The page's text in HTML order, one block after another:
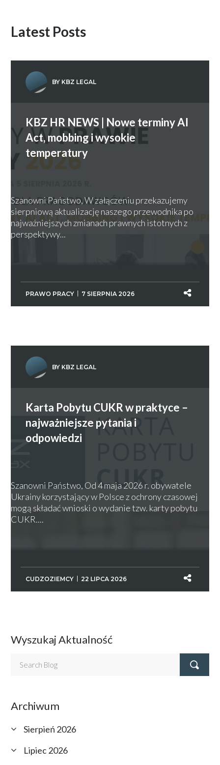
Latest Posts
BY KBZ LEGAL
KBZ HR NEWS | Nowe terminy AI
Act, mobbing i wysokie
temperatury
Szanowni Państwo, W załączeniu przekazujemy
sierpniową aktualizację naszego przewodnika po
najważniejszych zmianach prawnych istotnych z
perspektywy...
PRAWO PRACY 7 SIERPNIA 2026
BY KBZ LEGAL
Karta Pobytu CUKR w praktyce –
najważniejsze pytania i
odpowiedzi
Szanowni Państwo, Od 4 maja 2026 r. obywatele
Ukrainy korzystający w Polsce z ochrony czasowej
mogą składać wnioski o wydanie tzw. karty pobytu
CUKR....
CUDZOZIEMCY 22 LIPCA 2026
Wyszukaj Aktualność
Archiwum
Sierpień 2026
Lipiec 2026